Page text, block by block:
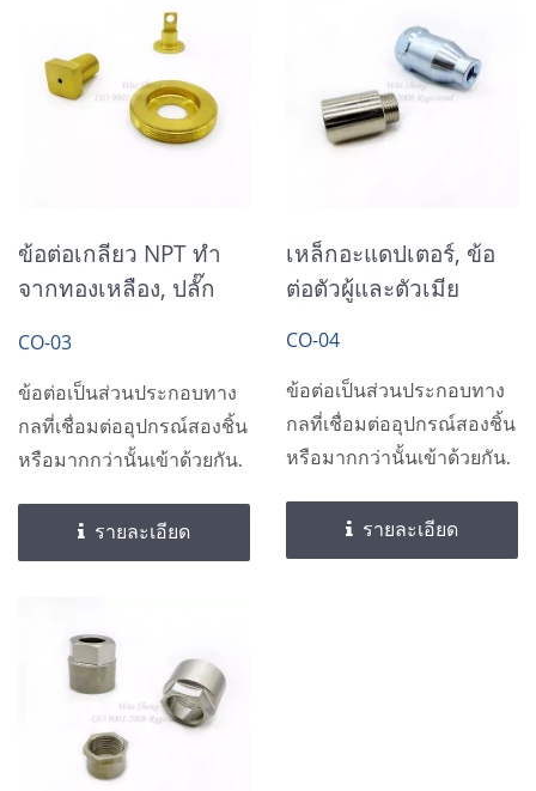
ข้อต่อเกลียว NPT ทำ
จากทองเหลือง, ปลั๊ก
CO-03
ข้อต่อเป็นส่วนประกอบทาง
กลที่เชื่อมต่ออุปกรณ์สองชิ้น
หรือมากกว่านั้นเข้าด้วยกัน.
รายละเอียด
เหล็กอะแดปเตอร์, ข้อ
ต่อตัวผู้และตัวเมีย
CO-04
ข้อต่อเป็นส่วนประกอบทาง
กลที่เชื่อมต่ออุปกรณ์สองชิ้น
หรือมากกว่านั้นเข้าด้วยกัน.
รายละเอียด